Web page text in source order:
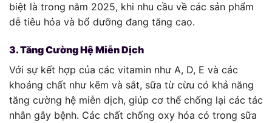
biệt là trong năm 2025, khi nhu cầu về các sản phẩm
dễ tiêu hóa và bổ dưỡng đang tăng cao.
3. Tăng Cường Hệ Miễn Dịch
Với sự kết hợp của các vitamin như A, D, E và các
khoáng chất như kẽm và sắt, sữa từ cừu có khả năng
tăng cường hệ miễn dịch, giúp cơ thể chống lại các tác
nhân gây bệnh. Các chất chống oxy hóa có trong sữa